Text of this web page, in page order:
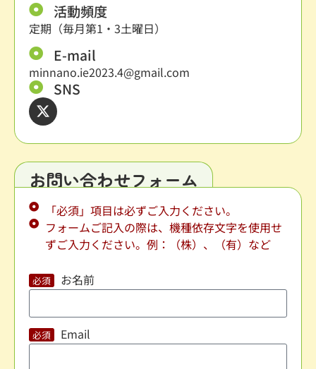
活動頻度
定期（毎月第1・3土曜日）
E-mail
minnano.ie2023.4@gmail.com
SNS
お問い合わせフォーム
「必須」項目は必ずご入力ください。
フォームご記入の際は、機種依存文字を使用せ
ずご入力ください。例：（株）、（有）など
お名前
Email